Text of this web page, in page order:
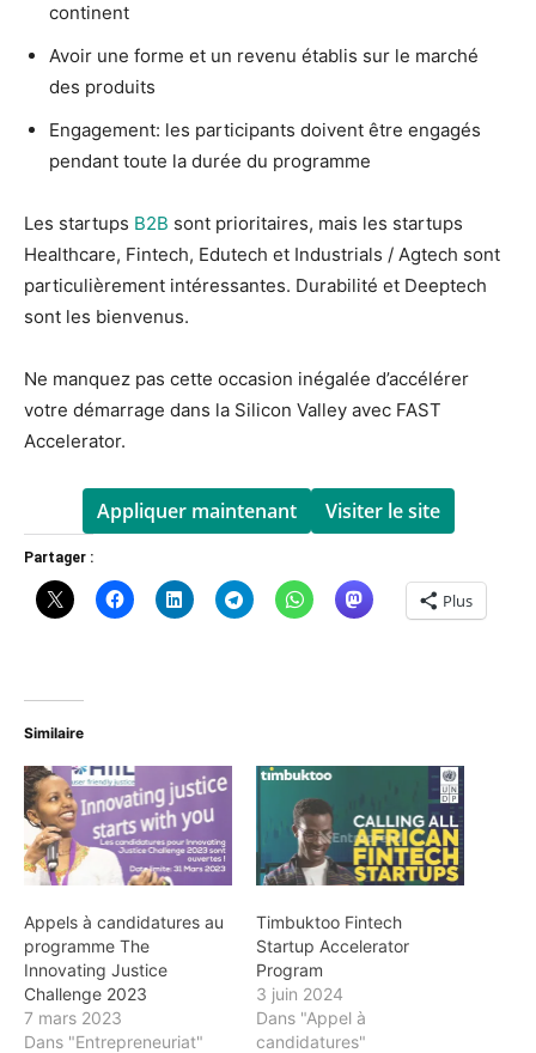
continent
Avoir une forme et un revenu établis sur le marché
des produits
Engagement: les participants doivent être engagés
pendant toute la durée du programme
Les startups B2B sont prioritaires, mais les startups
Healthcare, Fintech, Edutech et Industrials / Agtech sont
particulièrement intéressantes. Durabilité et Deeptech
sont les bienvenus.
Ne manquez pas cette occasion inégalée d’accélérer
votre démarrage dans la Silicon Valley avec FAST
Accelerator.
Appliquer maintenant Visiter le site
Partager :
Plus
Similaire
Appels à candidatures au
programme The
Innovating Justice
Challenge 2023
7 mars 2023
Dans "Entrepreneuriat"
Timbuktoo Fintech
Startup Accelerator
Program
3 juin 2024
Dans "Appel à
candidatures"